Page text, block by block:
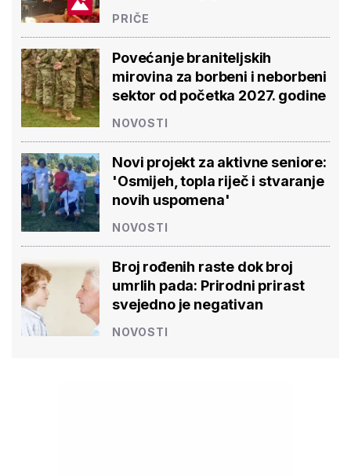
PRIČE
Povećanje braniteljskih
mirovina za borbeni i neborbeni
sektor od početka 2027. godine
NOVOSTI
Novi projekt za aktivne seniore:
'Osmijeh, topla riječ i stvaranje
novih uspomena'
NOVOSTI
Broj rođenih raste dok broj
umrlih pada: Prirodni prirast
svejedno je negativan
NOVOSTI